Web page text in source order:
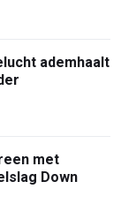
ademhaalt
met
Down